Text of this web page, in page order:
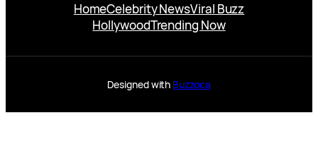
HomeCelebrity NewsViral Buzz
HollywoodTrending Now
Designed with Buzzoca